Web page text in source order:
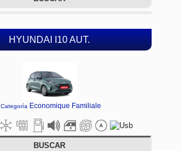
HYUNDAI I10 AUT.
Categoría Economique Familiale
BUSCAR